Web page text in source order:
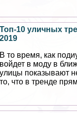
Топ-10 уличных
2019
В то время, как
войдет в моду в
улицы показывают
то, что в тренде